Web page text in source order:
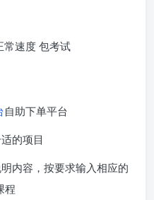
常速度 包考试
自助下单平台
的项目
内容，按要求输入相应的
程